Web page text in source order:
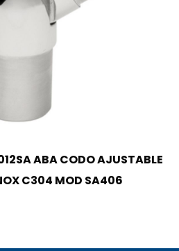
ABA CODO AJUSTABLE
C304 MOD SA406